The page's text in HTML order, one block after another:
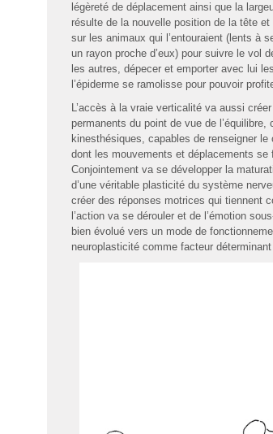
légèreté de déplacement ainsi que la
résulte de la nouvelle position de la tête
sur les animaux qui l’entouraient (lents à
un rayon proche d’eux) pour suivre le vol
les autres, dépecer et emporter avec lui
l’épiderme se ramolisse pour pouvoir
L’accès à la vraie verticalité va aussi
permanents du point de vue de
kinesthésiques, capables de renseigner
dont les mouvements et déplacements se
Conjointement va se développer la
d’une véritable plasticité du système
créer des réponses motrices qui tiennent
l’action va se dérouler et de l’émotion
bien évolué vers un mode de
neuroplasticité comme facteur déterminant